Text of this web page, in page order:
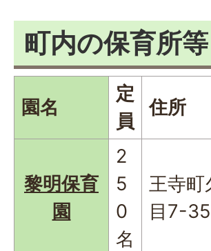
町内の保育所
園名
定
員
住所
黎明保育
園
2
5
0
名
王寺町
目7-35